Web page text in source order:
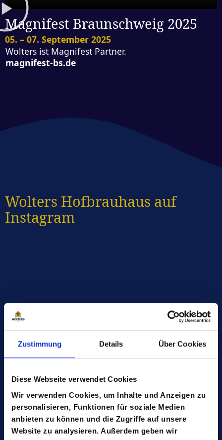
Zustimmung Details Über Cookies
Diese Webseite verwendet Cookies
Wir verwenden Cookies, um Inhalte und Anzeigen zu
personalisieren, Funktionen für soziale Medien
anbieten zu können und die Zugriffe auf unsere
Website zu analysieren. Außerdem geben wir
Magnifest Braunschweig 2025
05. – 07. September 2025
Wolters ist Magnifest Partner.
magnifest-bs.de
Wolters Hofbrauhaus auf
Instagram
Die Allgemeinen Geschäftsbedingungen zur
Teilnahme an unseren Social-Media-
findet ihr> hier